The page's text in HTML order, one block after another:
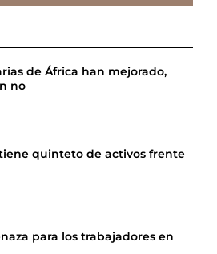
de África han mejorado,
no
quinteto de activos frente
para los trabajadores en